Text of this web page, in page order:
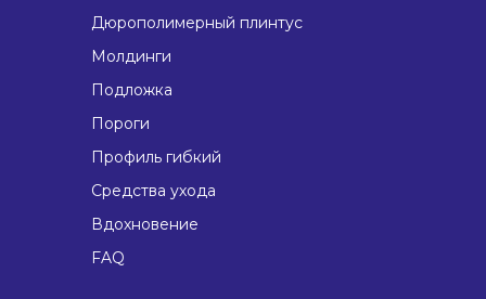
Дюрополимерный плинтус
Молдинги
Подложка
Пороги
Профиль гибкий
Средства ухода
Вдохновение
FAQ